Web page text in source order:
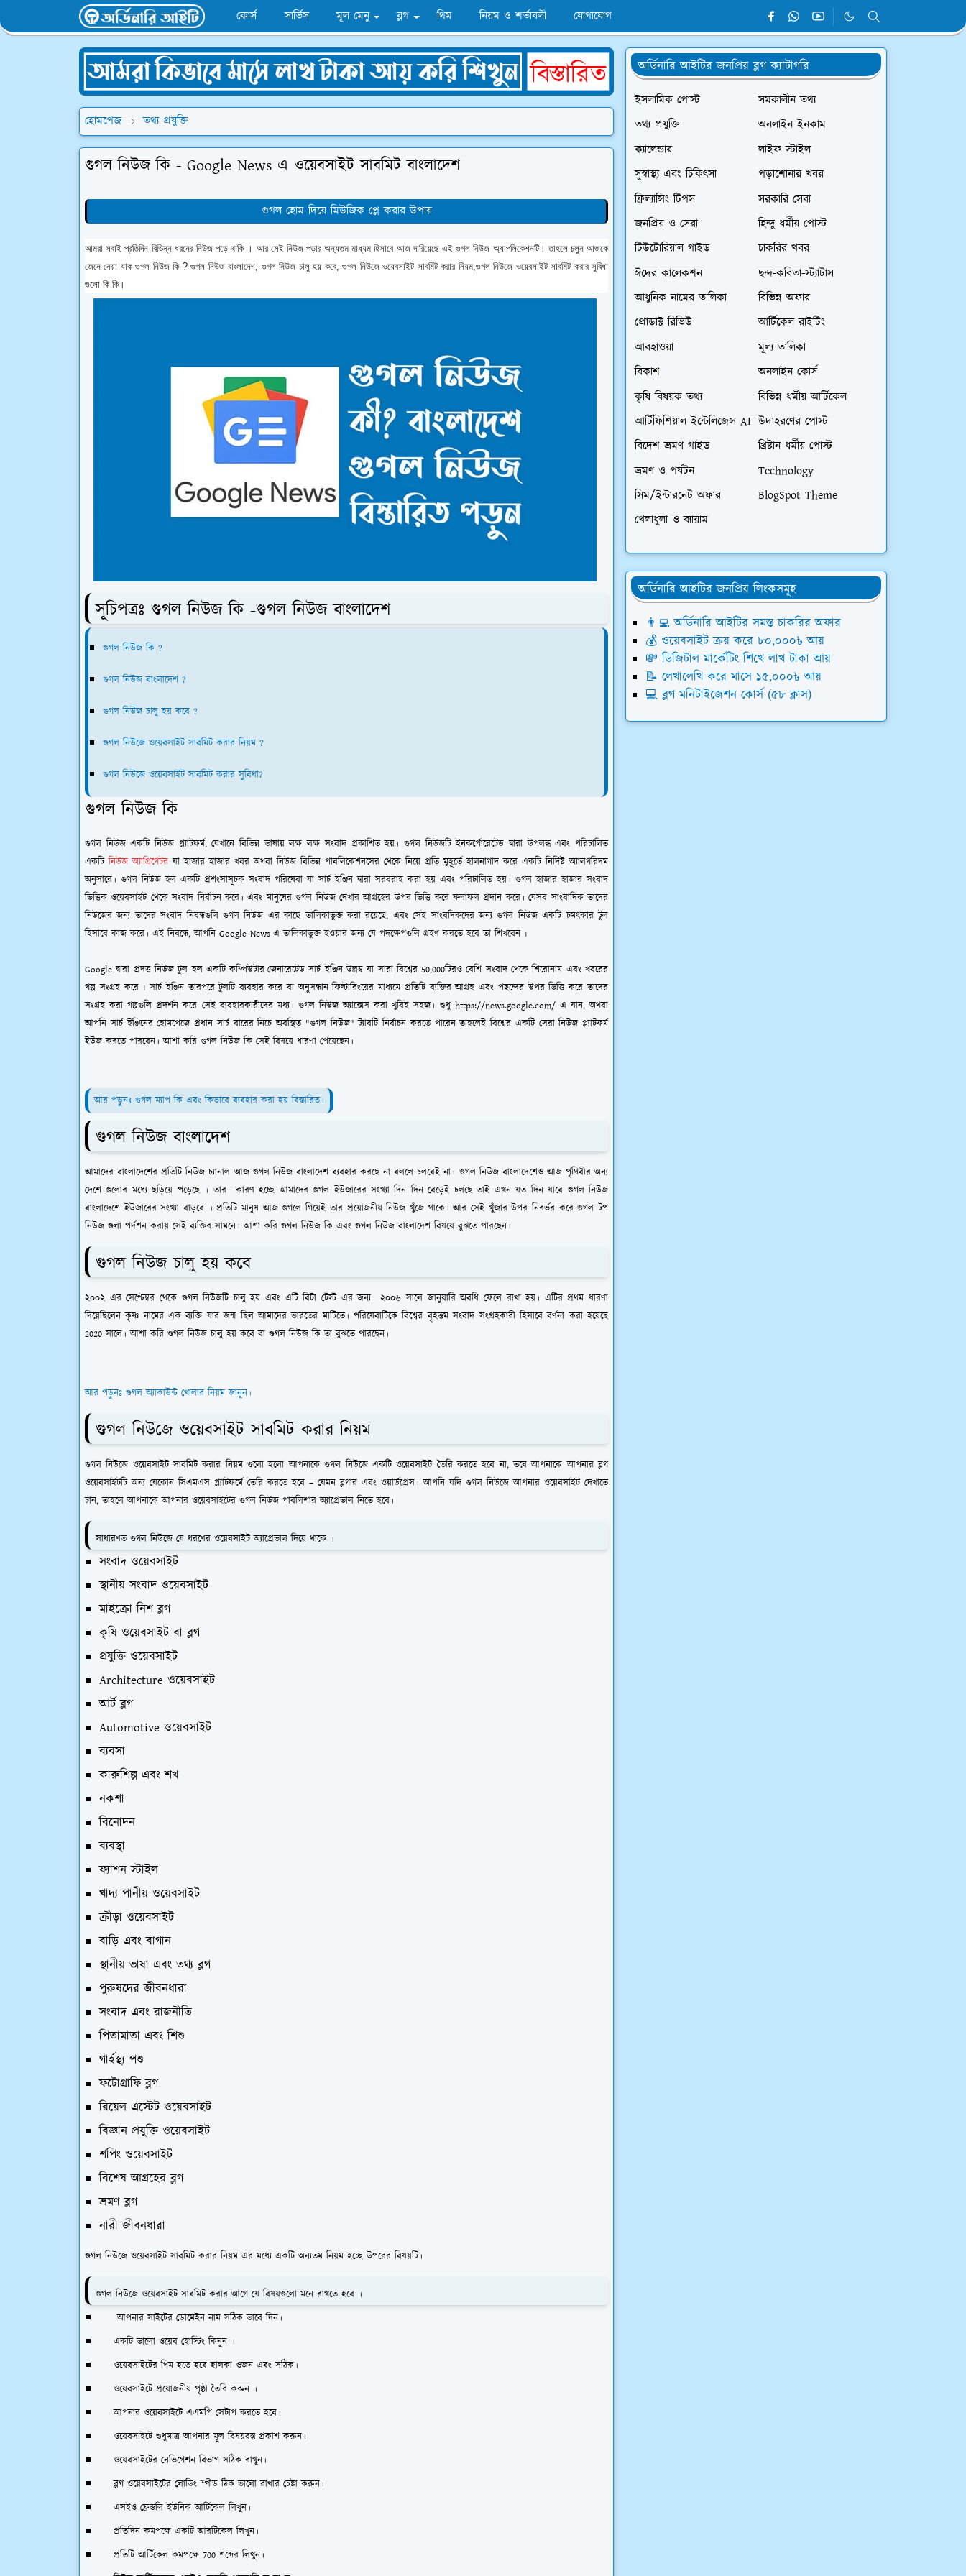
কোর্স সার্ভিস মূল মেনু ব্লগ থিম নিয়ম ও শর্তাবলী যোগাযোগ
হোমপেজ তথ্য প্রযুক্তি
গুগল নিউজ কি - Google News এ ওয়েবসাইট সাবমিট বাংলাদেশ
গুগল হোম দিয়ে মিউজিক প্লে করার উপায়
আমরা সবাই প্রতিদিন বিভিন্ন ধরনের নিউজ পড়ে থাকি । আর সেই নিউজ পড়ার অন্যতম মাধ্যম হিসাবে আজ দারিয়েছে এই গুগল নিউজ অ্যাপলিকেশনটি। তাহলে চলুন আজকে
জেনে নেয়া যাক গুগল নিউজ কি ? গুগল নিউজ বাংলাদেশ, গুগল নিউজ চালু হয় কবে, গুগল নিউজে ওয়েবসাইট সাবমিট করার নিয়ম,গুগল নিউজে ওয়েবসাইট সাবমিট করার সুবিধা
গুলো কি কি।
সূচিপত্রঃ গুগল নিউজ কি -গুগল নিউজ বাংলাদেশ
গুগল নিউজ কি ?
গুগল নিউজ বাংলাদেশ ?
গুগল নিউজ চালু হয় কবে ?
গুগল নিউজে ওয়েবসাইট সাবমিট করার নিয়ম ?
গুগল নিউজে ওয়েবসাইট সাবমিট করার সুবিধা?
গুগল নিউজ কি
গুগল নিউজ একটি নিউজ প্ল্যাটফর্ম, যেখানে বিভিন্ন ভাষায় লক্ষ লক্ষ সংবাদ প্রকাশিত হয়। গুগল নিউজটি ইনকর্পোরেটেড দ্বারা উপলব্ধ এবং পরিচালিত
একটি নিউজ অ্যাগ্রিগেটর যা হাজার হাজার খবর অথবা নিউজ বিভিন্ন পাবলিকেশনসের থেকে নিয়ে প্রতি মুহূর্তে হালনাগাদ করে একটি নির্দিষ্ট অ্যালগরিদম
অনুসারে। গুগল নিউজ হল একটি প্রশংসাসূচক সংবাদ পরিষেবা যা সার্চ ইঞ্জিন দ্বারা সরবরাহ করা হয় এবং পরিচালিত হয়। গুগল হাজার হাজার সংবাদ
ভিত্তিক ওয়েবসাইট থেকে সংবাদ নির্বাচন করে। এবং মানুষের গুগল নিউজ দেখার আগ্রহের উপর ভিত্তি করে ফলাফল প্রদান করে। যেসব সাংবাদিক তাদের
নিউজের জন্য তাদের সংবাদ নিবন্ধগুলি গুগল নিউজ এর কাছে তালিকাভুক্ত করা রয়েছে, এবং সেই সাংবদিকদের জন্য গুগল নিউজ একটি চমৎকার টুল
হিসাবে কাজ করে। এই নিবন্ধে, আপনি Google News-এ তালিকাভুক্ত হওয়ার জন্য যে পদক্ষেপগুলি গ্রহণ করতে হবে তা শিখবেন ৷
Google দ্বারা প্রদত্ত নিউজ টুল হল একটি কম্পিউটার-জেনারেটেড সার্চ ইঞ্জিন উল্লম্ব যা সারা বিশ্বের 50,000টিরও বেশি সংবাদ থেকে শিরোনাম এবং খবরের
গল্প সংগ্রহ করে ৷ সার্চ ইঞ্জিন তারপরে টুলটি ব্যবহার করে বা অনুসন্ধান ফিল্টারিংয়ের মাধ্যমে প্রতিটি ব্যক্তির আগ্রহ এবং পছন্দের উপর ভিত্তি করে তাদের
সংগ্রহ করা গল্পগুলি প্রদর্শন করে সেই ব্যবহারকারীদের মধ্য। গুগল নিউজ অ্যাক্সেস করা খুবিই সহজ। শুধু https://news.google.com/ এ যান, অথবা
আপনি সার্চ ইঞ্জিনের হোমপেজে প্রধান সার্চ বারের নিচে অবস্থিত "গুগল নিউজ" ট্যাবটি নির্বাচন করতে পারেন তাহলেই বিশ্বের একটি সেরা নিউজ প্ল্যাটফর্ম
ইউজ করতে পারবেন। আশা করি গুগল নিউজ কি সেই বিষয়ে ধারণা পেয়েছেন।
আর পড়ুনঃ গুগল ম্যাপ ‍কি এবং কিভাবে ব্যবহার করা হয় বিস্তারিত।
গুগল নিউজ বাংলাদেশ
আমাদের বাংলাদেশের প্রতিটি নিউজ চ্যানাল আজ গুগল নিউজ বাংলাদেশ ব্যবহার করছে না বললে চলবেই না। গুগল নিউজ বাংলাদেশেও আজ পৃথিবীর অন্য
দেশে গুলোর মধ্যে ছড়িয়ে পড়েছে । তার কারণ হচ্ছে আমাদের গুগল ইউজারের সংখ্যা দিন দিন বেড়েই চলছে তাই এখন যত দিন যাবে গুগল নিউজ
বাংলাদেশে ইউজারের সংখ্যা বাড়বে । প্রতিটি মানুষ আজ গুগলে গিয়েই তার প্রয়োজনীয় নিউজ খুঁজে থাকে। আর সেই খুঁজার উপর ‍নিরর্ভর করে গুগল টপ
‍নিউজ গুলা পর্দশন করায় সেই ব্যক্তির সামনে। আশা করি গুগল নিউজ কি এবং গুগল নিউজ বাংলাদেশ বিষয়ে বুঝতে পারছেন।
গুগল নিউজ চালু হয় কবে
২০০২ এর সেপ্টেম্বর থেকে গুগল নিউজটি চালু হয় এবং এটি বিটা টেস্ট এর জন্য ২০০৬ সালে জানুয়ারি অবধি ফেলে রাখা হয়। এটির প্রথম ধারণা
দিয়েছিলেন কৃষ্ণ নামের এক ব্যক্তি যার জন্ম ছিল আমাদের ভারতের মাটিতে। পরিষেবাটিকে বিশ্বের বৃহত্তম সংবাদ সংগ্রহকারী হিসাবে বর্ণনা করা হয়েছে
2020 সালে। আশা করি গুগল নিউজ চালু হয় কবে বা গুগল নিউজ কি তা বুঝতে পারছেন।
আর পড়ুনঃ গুগল অ্যাকাউন্ট খোলার নিয়ম জানুন।
গুগল নিউজে ওয়েবসাইট সাবমিট করার নিয়ম
গুগল নিউজে ওয়েবসাইট সাবমিট করার নিয়ম গুলো হলো আপনাকে গুগল নিউজে একটি ওয়েবসাইট তৈরি করতে হবে না, তবে আপনাকে আপনার ব্লগ
ওয়েবসাইটটি অন্য যেকোন সিএমএস প্ল্যাটফর্মে তৈরি করতে হবে – যেমন ব্লগার এবং ওয়ার্ডপ্রেস। আপনি যদি গুগল নিউজে আপনার ওয়েবসাইট দেখাতে
চান, তাহলে আপনাকে আপনার ওয়েবসাইটের গুগল নিউজ পাবলিশার অ্যাপ্রেভাল নিতে হবে।
সাধারণত গুগল নিউজে যে ধরণের ওয়েবসাইট অ্যাপ্রেভাল দিয়ে থাকে ।
সংবাদ ওয়েবসাইট
স্থানীয় সংবাদ ওয়েবসাইট
মাইক্রো নিশ ব্লগ
কৃষি ওয়েবসাইট বা ব্লগ
প্রযুক্তি ওয়েবসাইট
Architecture ওয়েবসাইট
আর্ট ব্লগ
Automotive ওয়েবসাইট
ব্যবসা
কারুশিল্প এবং শখ
নকশা
বিনোদন
ব্যবস্থা
ফ্যাশন স্টাইল
খাদ্য পানীয় ওয়েবসাইট
ক্রীড়া ওয়েবসাইট
বাড়ি এবং বাগান
স্থানীয় ভাষা এবং তথ্য ব্লগ
পুরুষদের জীবনধারা
সংবাদ এবং রাজনীতি
পিতামাতা এবং শিশু
গার্হস্থ্য পশু
ফটোগ্রাফি ব্লগ
রিয়েল এস্টেট ওয়েবসাইট
বিজ্ঞান প্রযুক্তি ওয়েবসাইট
শপিং ওয়েবসাইট
বিশেষ আগ্রহের ব্লগ
ভ্রমণ ব্লগ
নারী জীবনধারা
গুগল নিউজে ওয়েবসাইট সাবমিট করার নিয়ম এর মধ্যে একটি অন্যতম নিয়ম হচ্ছে উপরের বিষয়টি।
গুগল নিউজে ওয়েবসাইট সাবমিট করার আগে যে বিষয়গুলো মনে রাখতে হবে ।
আপনার সাইটের ডোমেইন নাম সঠিক ভাবে দিন।
একটি ভালো ওয়েব হোস্টিং কিনুন ।
ওয়েবসাইটের থিম হতে হবে হালকা ওজন এবং সঠিক।
ওয়েবসাইটে প্রয়োজনীয় পৃষ্ঠা তৈরি করুন ।
আপনার ওয়েবসাইটে এএমপি সেটাপ করতে হবে।
ওয়েবসাইটে শুধুমাত্র আপনার মূল বিষয়বস্তু প্রকাশ করুন।
ওয়েবসাইটের নেভিগেশন বিভাগ সঠিক রাখুন।
ব্লগ ওয়েবসাইটের লোডিং স্পীড ঠিক ভালো রাখার চেষ্টা করুন।
এসইও ফ্রেন্ডলি ইউনিক আর্টিকেল লিখুন।
প্রতিদিন কমপক্ষে একটি আরটিকেল লিখুন।
প্রতিটি আর্টিকেল কমপক্ষে 700 শব্দের লিখুন।
অর্ডিনারি আইটির জনপ্রিয় ব্লগ ক্যাটাগরি
ইসলামিক পোস্ট
সমকালীন তথ্য
তথ্য প্রযুক্তি
অনলাইন ইনকাম
ক্যালেন্ডার
লাইফ স্টাইল
সুস্বাস্থ্য এবং চিকিৎসা
পড়াশোনার খবর
ফ্রিল্যান্সিং টিপস
সরকারি সেবা
জনপ্রিয় ও সেরা
হিন্দু ধর্মীয় পোস্ট
টিউটোরিয়াল গাইড
চাকরির খবর
ঈদের কালেকশন
ছন্দ-কবিতা-স্ট্যাটাস
আধুনিক নামের তালিকা
বিভিন্ন অফার
প্রোডাক্ট রিভিউ
আর্টিকেল রাইটিং
আবহাওয়া
মূল্য তালিকা
বিকাশ
অনলাইন কোর্স
কৃষি বিষয়ক তথ্য
বিভিন্ন ধর্মীয় আর্টিকেল
আর্টিফিশিয়াল ইন্টেলিজেন্স AI উদাহরণের পোস্ট
বিদেশ ভ্রমণ গাইড
খ্রিষ্টান ধর্মীয় পোস্ট
ভ্রমণ ও পর্যটন
Technology
সিম/ইন্টারনেট অফার
BlogSpot Theme
খেলাধুলা ও ব্যায়াম
অর্ডিনারি আইটির জনপ্রিয় লিংকসমূহ
👨‍💻 অর্ডিনারি আইটির সমস্ত চাকরির অফার
💰 ওয়েবসাইট ক্রয় করে ৮০,০০০৳ আয়
💸 ডিজিটাল মার্কেটিং শিখে লাখ টাকা আয়
📝 লেখালেখি করে মাসে ১৫,০০০৳ আয়
💻 ব্লগ মনিটাইজেশন কোর্স (৫৮ ক্লাস)